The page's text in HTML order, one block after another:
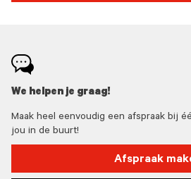
We helpen je graag!
Maak heel eenvoudig een afspraak bij
jou in de buurt!
Afspraak